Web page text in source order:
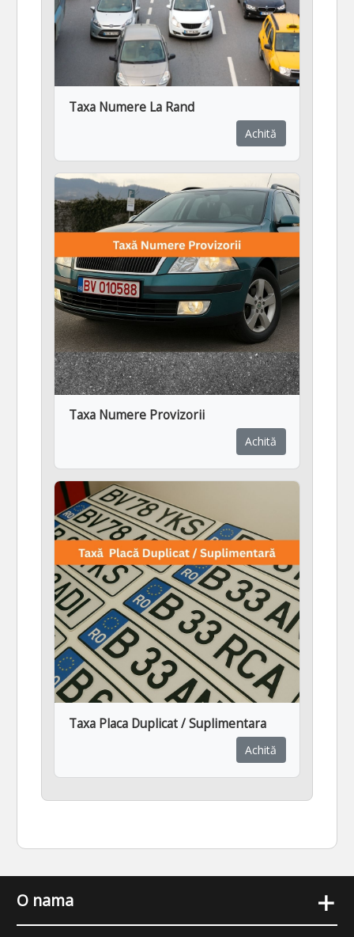
Taxa Numere La Rand
Achită
Taxa Numere Provizorii
Achită
Taxa Placa Duplicat / Suplimentara
Achită
O nama
+